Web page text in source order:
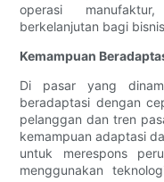
operasi
berkelanjutan bagi
Kemampuan
Di pasar yang
beradaptasi dengan
pelanggan dan tren
kemampuan adaptasi
untuk merespons
menggunakan